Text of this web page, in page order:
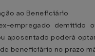
ao Beneficiário
empregado demitido
aposentado poderá
beneficiário no prazo